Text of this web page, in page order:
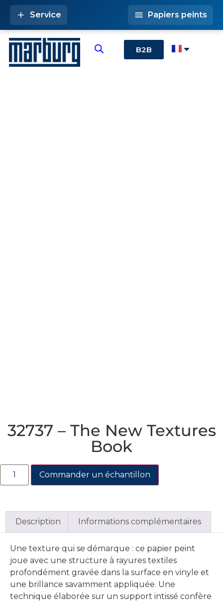
B2B
Service Papiers peints
32737 – The New Textures
Book
Commander un échantillon
Description Informations complémentaires
Une texture qui se démarque : ce papier peint
joue avec une structure à rayures textiles
profondément gravée dans la surface en vinyle et
une brillance savamment appliquée. Une
technique élaborée sur un support intissé confère